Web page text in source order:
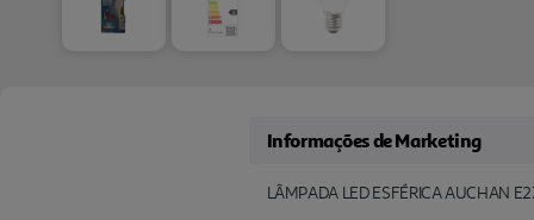
Informações de Marketing
LÂMPADA LED ESFÉRICA AUCHAN